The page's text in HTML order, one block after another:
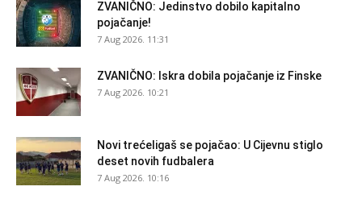
ZVANIČNO: Jedinstvo dobilo kapitalno
pojačanje!
7 Aug 2026. 11:31
ZVANIČNO: Iskra dobila pojačanje iz Finske
7 Aug 2026. 10:21
Novi trećeligaš se pojačao: U Cijevnu stiglo
deset novih fudbalera
7 Aug 2026. 10:16